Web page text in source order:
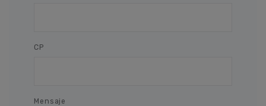
CP
Mensaje